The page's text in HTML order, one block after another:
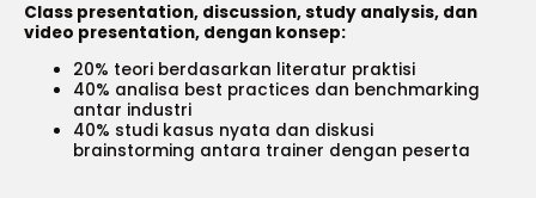
Class presentation, discussion, study analysis, dan
video presentation, dengan konsep:
20% teori berdasarkan literatur praktisi
40% analisa best practices dan benchmarking
antar industri
40% studi kasus nyata dan diskusi
brainstorming antara trainer dengan peserta